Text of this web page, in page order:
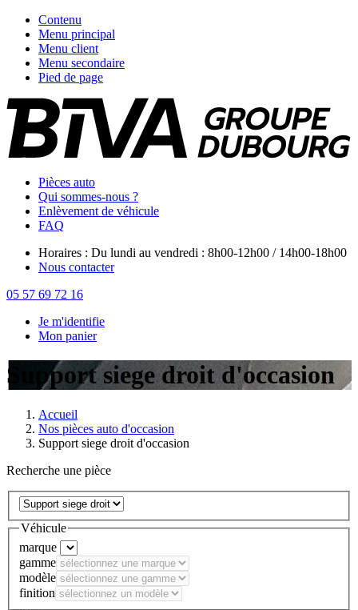
Contenu
Menu principal
Menu client
Menu secondaire
Pied de page
Pièces auto
Qui sommes-nous ?
Enlèvement de véhicule
FAQ
Horaires : Du lundi au vendredi : 8h00-12h00 / 14h00-18h00
Nous contacter
05 57 69 72 16
Je m'identifie
Mon panier
Support siege droit d'occasion
Accueil
Nos pièces auto d'occasion
Support siege droit d'occasion
Recherche une pièce
Véhicule
marque
gamme
modèle
finition